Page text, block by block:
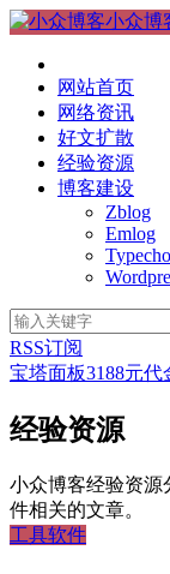
小众博
网站首页
网络资讯
好文扩散
经验资源
博客建设
Zblog
Emlog
Typecho
RSS订阅
宝塔面板3188元代
经验资源
小众博客经验资源
件相关的文章。
工具软件